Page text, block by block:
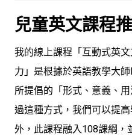
兒童英文課程
我的線上課程「互動式英
力」是根據於英語教學大
所提倡的「形式、意義、
過這種方式，我們可以提
外，此課程融入108課綱，